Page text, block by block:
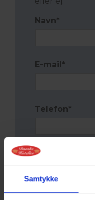
Samtykke
Navn*
E-mail*
Telefon*
Antal personer